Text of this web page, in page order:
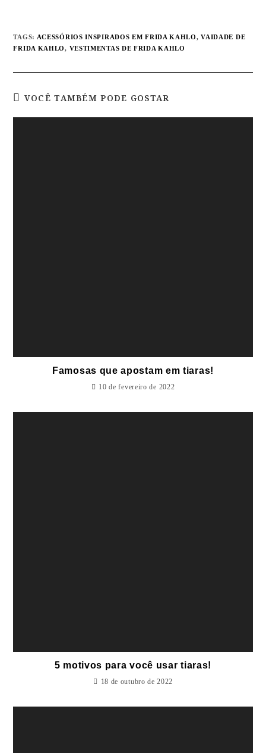
TAGS: ACESSÓRIOS INSPIRADOS EM FRIDA KAHLO, VAIDADE DE
FRIDA KAHLO, VESTIMENTAS DE FRIDA KAHLO
VOCÊ TAMBÉM PODE GOSTAR
Famosas que apostam em tiaras!
10 de fevereiro de 2022
5 motivos para você usar tiaras!
18 de outubro de 2022